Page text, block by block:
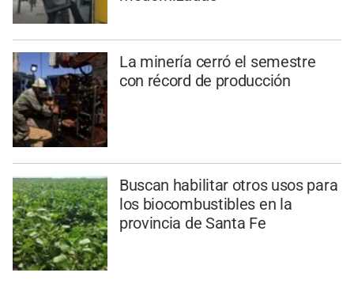
La minería cerró el semestre
con récord de producción
Buscan habilitar otros usos para
los biocombustibles en la
provincia de Santa Fe